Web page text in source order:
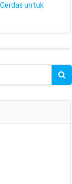
untuk